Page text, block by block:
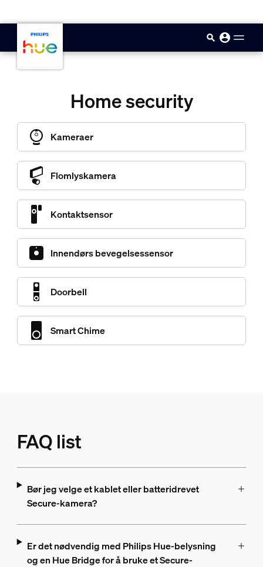
Home security
Kameraer
Flomlyskamera
Kontaktsensor
Innendørs bevegelsessensor
Doorbell
Smart Chime
FAQ list
Bør jeg velge et kablet eller batteridrevet
Secure-kamera?
Er det nødvendig med Philips Hue-belysning
og en Hue Bridge for å bruke et Secure-